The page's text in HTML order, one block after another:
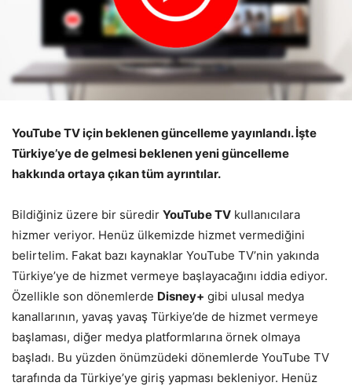
YouTube TV için beklenen güncelleme yayınlandı. İşte
Türkiye’ye de gelmesi beklenen yeni güncelleme
hakkında ortaya çıkan tüm ayrıntılar.
Bildiğiniz üzere bir süredir YouTube TV kullanıcılara
hizmer veriyor. Henüz ülkemizde hizmet vermediğini
belirtelim. Fakat bazı kaynaklar YouTube TV’nin yakında
Türkiye’ye de hizmet vermeye başlayacağını iddia ediyor.
Özellikle son dönemlerde Disney+ gibi ulusal medya
kanallarının, yavaş yavaş Türkiye’de de hizmet vermeye
başlaması, diğer medya platformlarına örnek olmaya
başladı. Bu yüzden önümzüdeki dönemlerde YouTube TV
tarafında da Türkiye’ye giriş yapması bekleniyor. Henüz